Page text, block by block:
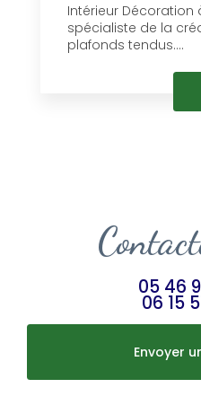
Intérieur Décoration
spécialiste de la
plafonds tendus....
05 46
06 15
Envoyer